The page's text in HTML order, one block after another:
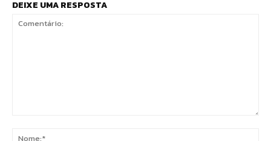
DEIXE UMA RESPOSTA